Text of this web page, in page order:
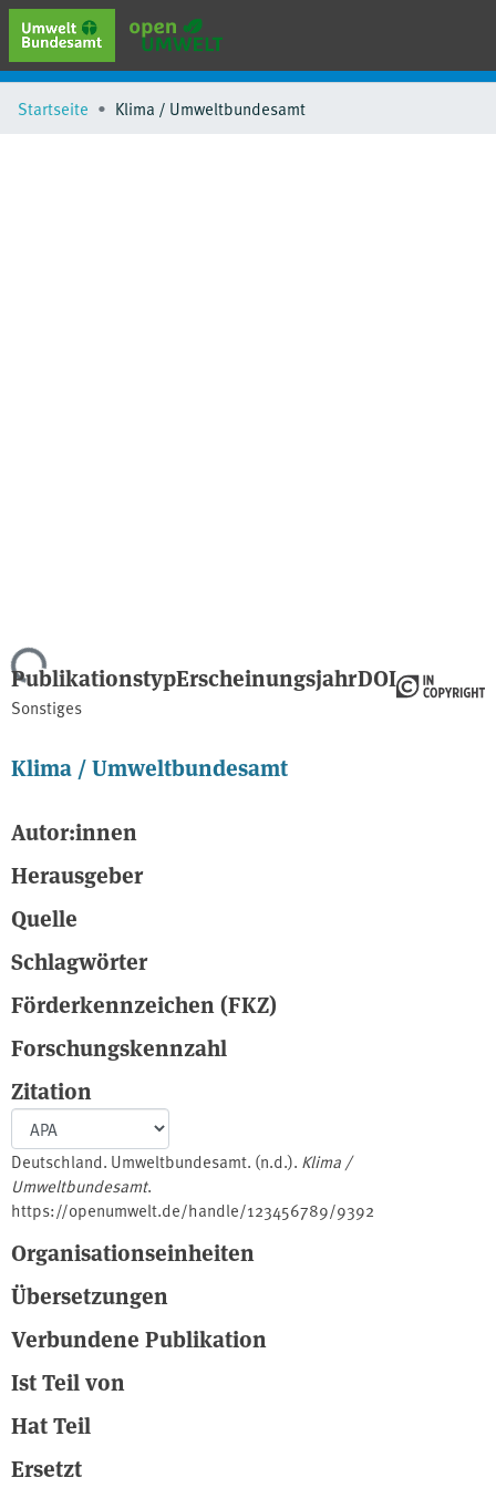
erweiterte Suche
Browse
Startseite Klima / Umweltbundesamt
Lade...
Publikationstyp
Sonstiges
ErscheinungsjahrDOI
Klima / Umweltbundesamt
Autor:innen
Herausgeber
Quelle
Schlagwörter
Förderkennzeichen (FKZ)
Forschungskennzahl
Zitation
Deutschland. Umweltbundesamt. (n.d.). Klima /
Umweltbundesamt.
https://openumwelt.de/handle/123456789/9392
Organisationseinheiten
Übersetzungen
Verbundene Publikation
Ist Teil von
Hat Teil
Ersetzt